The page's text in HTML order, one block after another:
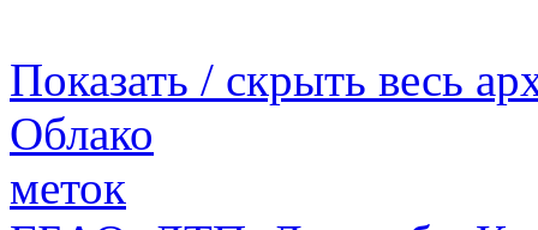
Показать / скрыть весь
Облако
меток